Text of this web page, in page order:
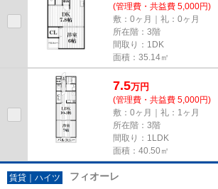
(管理費・共益費 5,000円)
敷：0ヶ月｜礼：0ヶ月
所在階：3階
間取り：1DK
面積：35.14㎡
7.5万円
(管理費・共益費 5,000円)
敷：0ヶ月｜礼：1ヶ月
所在階：3階
間取り：1LDK
面積：40.50㎡
賃貸｜ハイツ フィオーレ